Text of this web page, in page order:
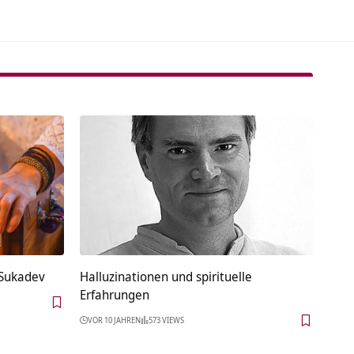
Halluzinationen und spirituelle
Erfahrungen
VOR 10 JAHREN 573 VIEWS